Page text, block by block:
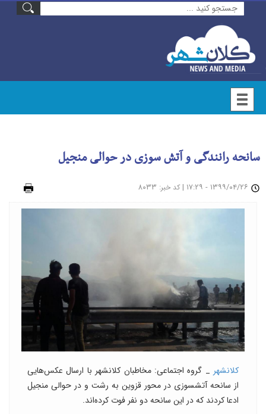
سانحه رانندگی و آتش سوزی در حوالی منجیل
| کد خبر: ۸۰۳۳
کلانشهر _ گروه اجتماعی: مخاطبان کلانشهر با ارسال عکس‌هایی
از سانحه آتشسوزی در محور قزوین به رشت و در حوالی منجیل
ادعا کردند که در این سانحه دو نفر فوت کرده‌اند.